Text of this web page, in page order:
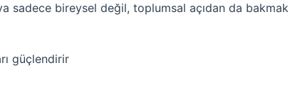
sadece bireysel değil, toplumsal açıdan da bakmak
güçlendirir